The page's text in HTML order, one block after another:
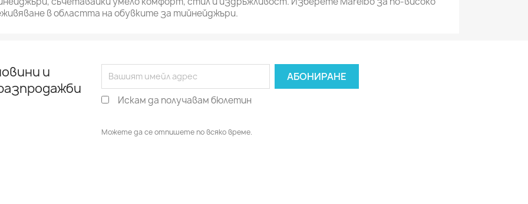
в областта на обувките за тийнейджъри.
и
Искам да получавам бюлетин
Можете да се отпишете по всяко време.